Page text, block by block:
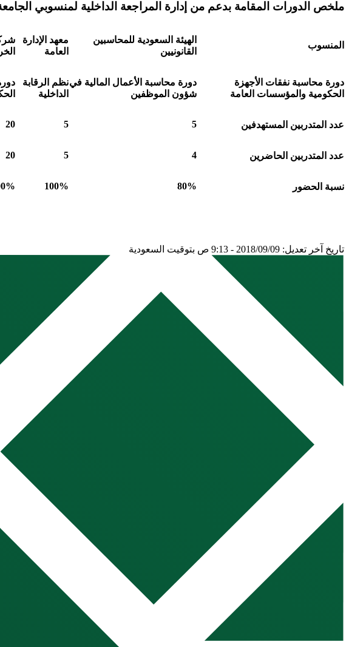
ملخص الدورات المقامة بدعم من إدارة المراجعة الداخلية لمنسوبي
المنسوب
الهيئة السعودية للمحاسبين
القانونيين
معهد الإدارة
العامة
دورة محاسبة نفقات الأجهزة
الحكومية والمؤسسات العامة
دورة محاسبة الأعمال المالية في
شؤون الموظفين
نظم الرقابة
الداخلية
عدد المتدربين المستهدفين 5
5
20
عدد المتدربين الحاضرين 4
5
20
نسبة الحضور 80%
100%
تاريخ آخر تعديل: 2018/09/09 - 9:13 ص بتوقيت السعودية